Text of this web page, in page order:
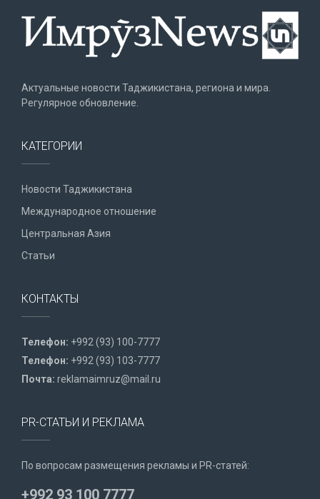
Актуальные новости Таджикистана, региона и мира.
Регулярное обновление.
КАТЕГОРИИ
Новости Таджикистана
Международное отношение
Центральная Азия
Статьи
КОНТАКТЫ
Телефон: +992 (93) 100-7777
Телефон: +992 (93) 103-7777
Почта: reklamaimruz@mail.ru
PR-СТАТЬИ И РЕКЛАМА
По вопросам размещения рекламы и PR-статей:
+992 93 100 7777